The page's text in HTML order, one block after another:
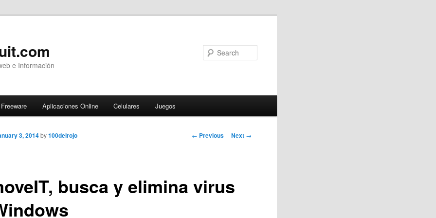
e Información
Freeware Aplicaciones Online Celulares Juegos
Post
← Previous Next →
busca y elimina virus
3, 2014 by100delrojo